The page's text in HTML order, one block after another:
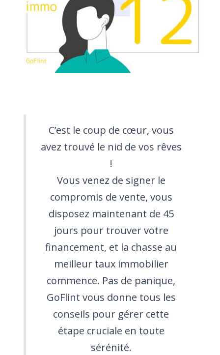
C’est le coup de cœur, vous
avez trouvé le nid de vos rêves
!
Vous venez de signer le
compromis de vente, vous
disposez maintenant de 45
jours pour trouver votre
financement, et la chasse au
meilleur taux immobilier
commence. Pas de panique,
GoFlint vous donne tous les
conseils pour gérer cette
étape cruciale en toute
sérénité.